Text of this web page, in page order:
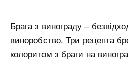
Брага з винограду –
виноробство. Три рецепта
колоритом з браги на